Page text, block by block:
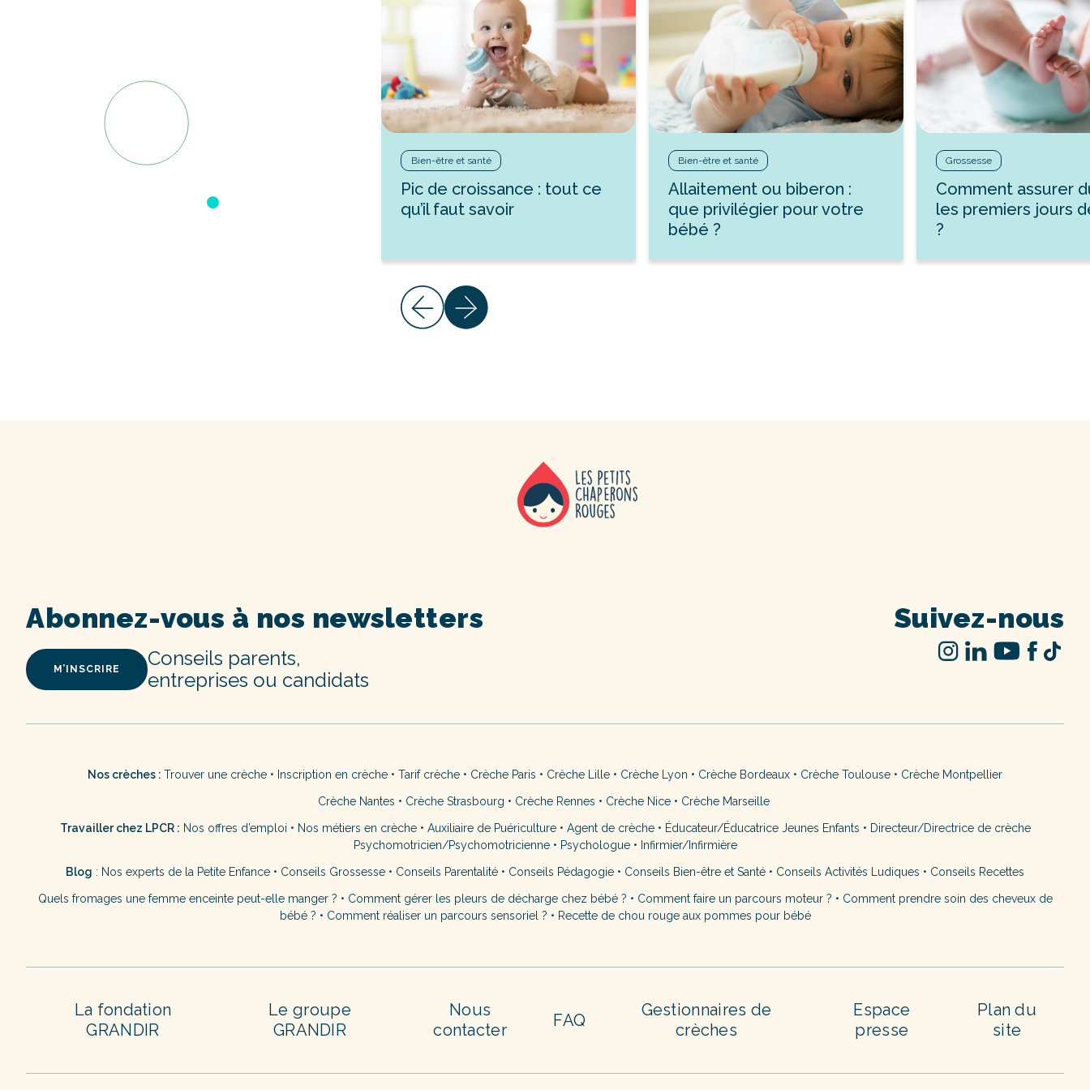
Bien-être et santé
Pic de croissance : tout ce
qu’il faut savoir
Bien-être et santé
Allaitement ou biberon :
que privilégier pour votre
bébé ?
Grossesse
Comment assurer
les premiers jours
?
Abonnez-vous à nos newsletters
M’INSCRIRE
Conseils parents,
entreprises ou candidats
Suivez-nous
Nos crèches : Trouver une crèche • Inscription en crèche • Tarif crèche • Crèche Paris • Crèche Lille • Crèche Lyon • Crèche Bordeaux • Crèche Toulouse • Crèche Montpellier
Crèche Nantes • Crèche Strasbourg • Crèche Rennes • Crèche Nice• Crèche Marseille
Travailler chez LPCR : Nos offres d’emploi • Nos métiers en crèche• Auxiliaire de Puériculture• Agent de crèche• Éducateur/Éducatrice Jeunes Enfants • Directeur/Directrice de crèche
Psychomotricien/Psychomotricienne• Psychologue• Infirmier/Infirmière
Blog : Nos experts de la Petite Enfance • Conseils Grossesse • Conseils Parentalité • Conseils Pédagogie • Conseils Bien-être et Santé • Conseils Activités Ludiques • Conseils Recettes
Quels fromages une femme enceinte peut-elle manger ? • Comment gérer les pleurs de décharge chez bébé ? • Comment faire un parcours moteur ? • Comment prendre soin des cheveux de
bébé ? • Comment réaliser un parcours sensoriel ? • Recette de chou rouge aux pommes pour bébé
La fondation
GRANDIR
Le groupe
GRANDIR
Nous
contacter
FAQ
Gestionnaires de
crèches
Espace
presse
Plan du
site